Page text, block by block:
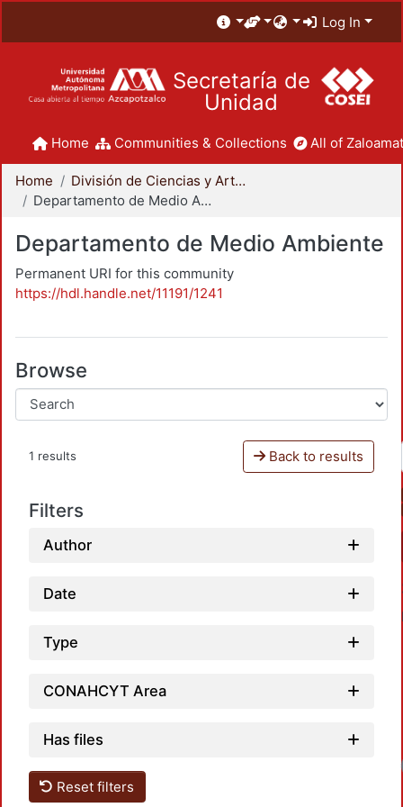
Log In
Secretaría de
Unidad
Home Communities & Collections All of
Home
División de Ciencias y Artes para el Diseño
Departamento de Medio Ambiente
Departamento de Medio Ambiente
Permanent URI for this community
https://hdl.handle.net/11191/1241
Browse
1 results Back to results
Filters
Author
Date
Type
CONAHCYT Area
Has files
Reset filters